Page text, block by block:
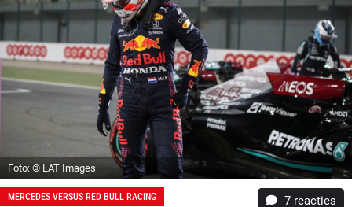
Foto: © LAT Images
MERCEDES VERSUS RED BULL RACING 7 reacties